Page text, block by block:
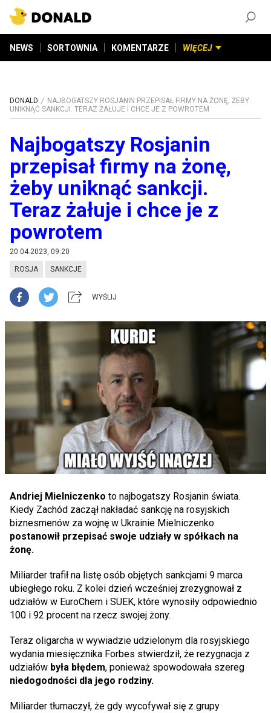
NEWS SORTOWNIA KOMENTARZE WIĘCEJ
DONALD
NAJBOGATSZY ROSJANIN PRZEPISAŁ FIRMY NA ŻONĘ, ŻEBY
UNIKNĄĆ SANKCJI. TERAZ ŻAŁUJE I CHCE JE Z POWROTEM
Najbogatszy Rosjanin
przepisał firmy na żonę,
żeby uniknąć sankcji.
Teraz żałuje i chce je z
powrotem
20.04.2023, 09:20
ROSJA SANKCJE
WYŚLIJ
Andriej Mielniczenko to najbogatszy Rosjanin świata.
Kiedy Zachód zaczął nakładać sankcję na rosyjskich
biznesmenów za wojnę w Ukrainie Mielniczenko
postanowił przepisać swoje udziały w spółkach na
żonę.
Miliarder trafił na listę osób objętych sankcjami 9 marca
ubiegłego roku. Z kolei dzień wcześniej zrezygnował z
udziałów w EuroChem i SUEK, które wynosiły odpowiednio
100 i 92 procent na rzecz swojej żony.
Teraz oligarcha w wywiadzie udzielonym dla rosyjskiego
wydania miesięcznika Forbes stwierdził, że rezygnacja z
udziałów była błędem, ponieważ spowodowała szereg
niedogodności dla jego rodziny.
Miliarder tłumaczył, że gdy wycofywał się z grupy